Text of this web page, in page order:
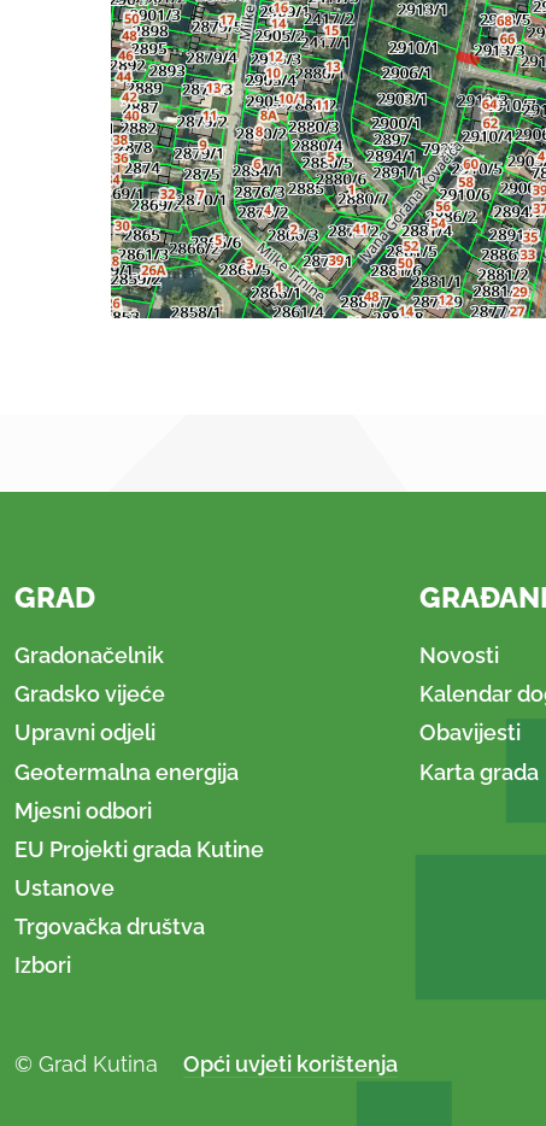
GRAD
Gradonačelnik
Gradsko vijeće
Upravni odjeli
Geotermalna energija
Mjesni odbori
EU Projekti grada Kutine
Ustanove
Trgovačka društva
Izbori
GRAĐANI
Novosti
Kalendar
Obavijesti
Karta grada
© Grad Kutina Opći uvjeti korištenja